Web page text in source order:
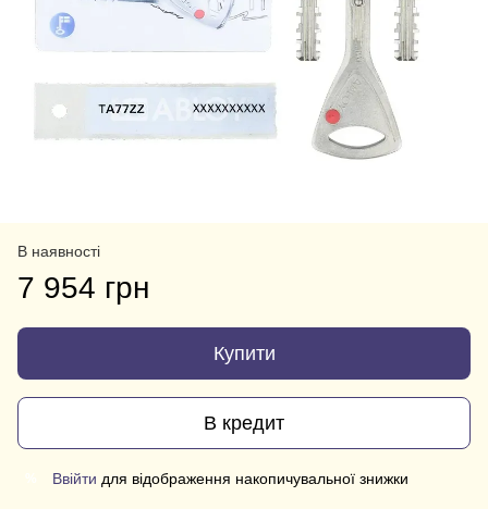
В наявності
7 954 грн
Купити
В кредит
Ввійти для відображення накопичувальної знижки